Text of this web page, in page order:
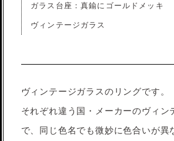
ガラス台座：真鍮にゴールドメッキ
ヴィンテージガラス
ヴィンテージガラスのリングです。
それぞれ違う国・メーカーのヴィン
で、同じ色名でも微妙に色合いが異